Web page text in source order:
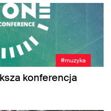
#muzyka
konferencja